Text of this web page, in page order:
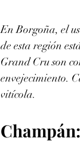
En Borgoña, el
de esta región
Grand Cru son
envejecimiento.
vitícola.